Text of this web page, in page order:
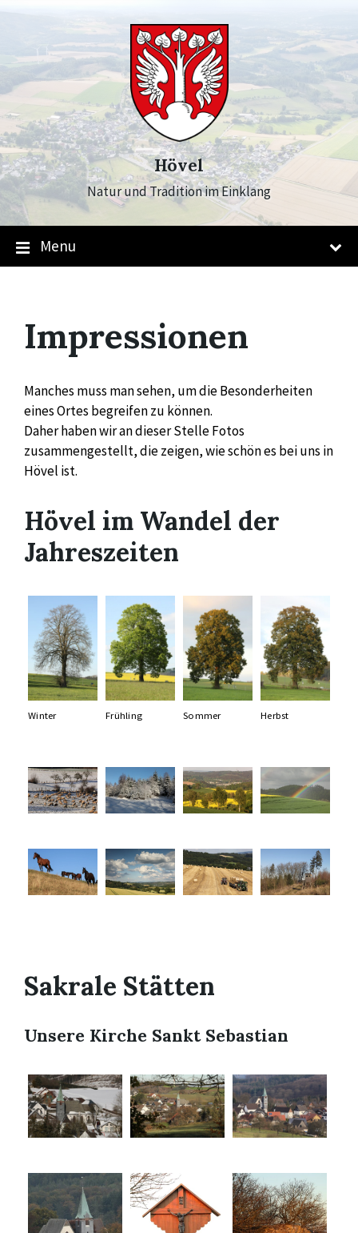
navigation
Hövel
Natur und Tradition im Einklang
Menu
Impressionen
Manches muss man sehen, um die Besonderheiten
eines Ortes begreifen zu können.
Daher haben wir an dieser Stelle Fotos
zusammengestellt, die zeigen, wie schön es bei uns in
Hövel ist.
Hövel im Wandel der
Jahreszeiten
Winter Frühling Sommer Herbst
Sakrale Stätten
Unsere Kirche Sankt Sebastian